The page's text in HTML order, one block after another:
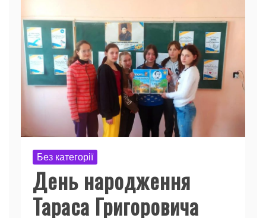
Без категорії
День народження
Тараса Григоровича